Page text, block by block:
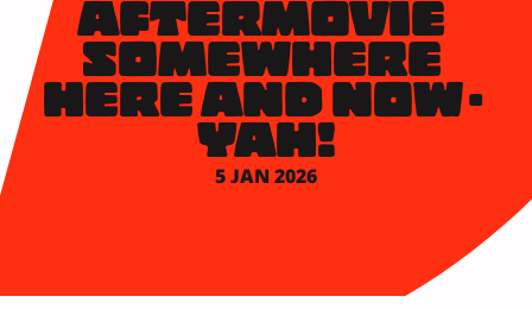
AFTERMOVIE
SOMEWHERE
HERE AND NOW -
YAH!
5 JAN 2026